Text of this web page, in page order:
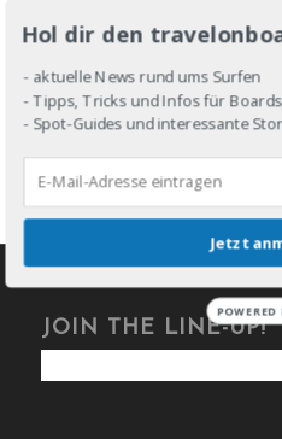
JOIN THE LINE-UP!
Hol dir den
- aktuelle News rund ums Surfen
- Tipps, Tricks und Infos für
- Spot-Guides und interessante
Jetzt
POWERED